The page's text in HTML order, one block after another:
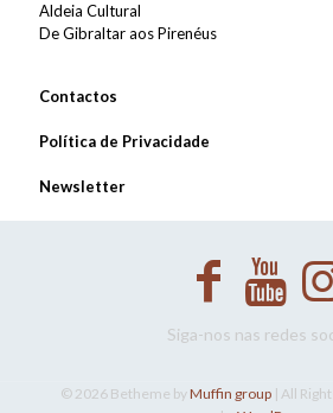
Aldeia Cultural
De Gibraltar aos Pirenéus
Contactos
Política de Privacidade
Newsletter
Siga-nos nas redes
© 2026 Betheme byMuffin group | All